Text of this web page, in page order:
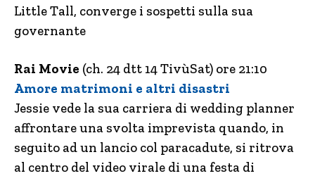
Little Tall, converge i sospetti sulla sua
governante
Rai Movie (ch. 24 dtt 14 TivùSat) ore 21:10
Amore matrimoni e altri disastri
Jessie vede la sua carriera di wedding planner
affrontare una svolta imprevista quando, in
seguito ad un lancio col paracadute, si ritrova
al centro del video virale di una festa di